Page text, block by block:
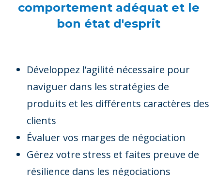
comportement adéquat et le
bon état d'esprit
Développez l’agilité nécessaire pour
naviguer dans les stratégies de
produits et les différents caractères des
clients
Évaluer vos marges de négociation
Gérez votre stress et faites preuve de
résilience dans les négociations